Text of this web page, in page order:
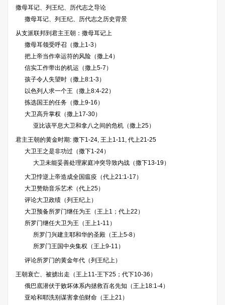
撒母耳记、列王纪、历代志之导论
撒母耳记、列王纪、历代志之历史背景
从支派联邦到君主王朝：撒母耳记上
撒母耳领受呼召（撒上1-3）
把上帝当作幸运符的风险（撒上4）
信实工作带出的机运（撒上5-7）
孩子令人失望时（撒上8:1-3）
以色列人求一个王（撒上8:4-22）
拣选国王的任务（撒上9-16）
大卫高升掌权（撒上17-30）
亚比该平息大卫和拿八之间的危机（撒上25）
君主王朝的黄金时期: 撒下1-24, 王上1-11, 代上21-25
大卫王之是非功过（撒下1-24）
大卫未能妥善处理家庭冲突导致内战（撒下13-19）
大卫悖逆上帝造成全国瘟疫（代上21:1-17）
大卫赞助音乐艺术（代上25）
评论大卫政绩（列王纪上）
大卫预备所罗门继任为王（王上1；代上22）
所罗门继任大卫为王（王上1-11）
所罗门兴建主耶和华的圣殿（王上5-8）
所罗门王国中央集权（王上9-11）
评论所罗门的黄金年代（列王纪上）
王朝衰亡、被掳出走（王上11-王下25；代下10-36）
俄巴底潜伏于败坏体系内拯救百名先知（王上18:1-4）
亚哈和耶洗别谋害拿伯财命（王上21）